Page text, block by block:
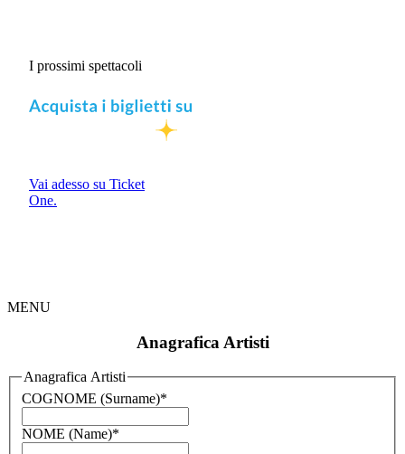
I prossimi spettacoli
Vai adesso su Ticket
One.
MENU
Anagrafica Artisti
Anagrafica Artisti
COGNOME (Surname)*
NOME (Name)*